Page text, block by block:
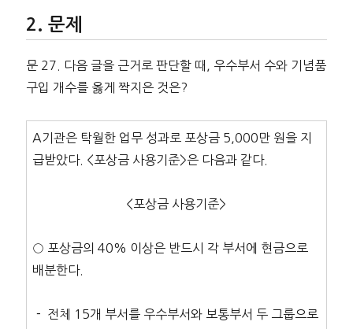
문제
문 27. 다음 글을 근거로 판단할 때, 우수부서 수와 기념품
구입 개수를 옳게 짝지은 것은?
A기관은 탁월한 업무 성과로 포상금 5,000만 원을 지
급받았다. <포상금 사용기준>은 다음과 같다.
<포상금 사용기준>
○ 포상금의 40% 이상은 반드시 각 부서에 현금으로
배분한다.
－ 전체 15개 부서를 우수부서와 보통부서 두 그룹으로